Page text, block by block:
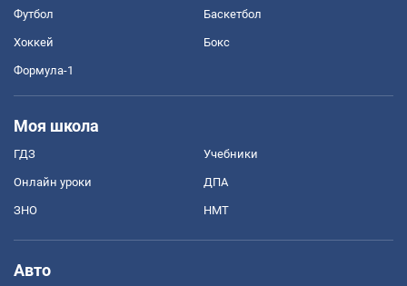
Футбол Баскетбол
Хоккей Бокс
Формула-1
Моя школа
ГДЗ Учебники
Онлайн уроки ДПА
ЗНО НМТ
Авто